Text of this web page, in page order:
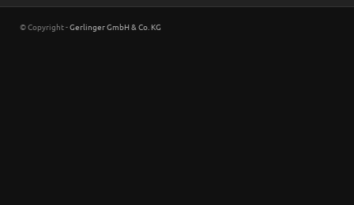
© Copyright -Gerlinger GmbH & Co. KG